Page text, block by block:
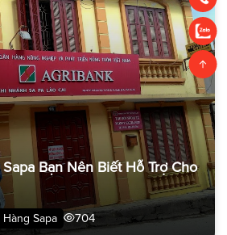
Bạn Nên Biết Hỗ Trợ Cho
Sapa 704